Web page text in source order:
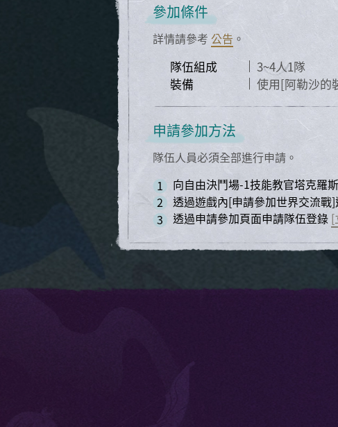
參加條件
詳情請參考 公告 。
隊伍組成 3~4人1隊
裝備
使用[阿勒沙的
申請參加方法
隊伍人員必須全部進行申請。
1
向自由決鬥場-1技能教官塔克羅
2
透過遊戲內[申請參加世界交流戰]
3
透過申請參加頁面申請隊伍登錄 [